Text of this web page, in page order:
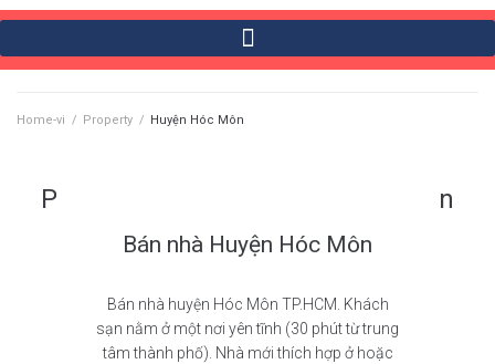
Home-vi / Property / Huyện Hóc Môn
Property Location: Huyện Hóc Môn
Bán nhà Huyện Hóc Môn
Bán nhà huyện Hóc Môn TP.HCM. Khách
sạn nằm ở một nơi yên tĩnh (30 phút từ trung
tâm thành phố). Nhà mới thích hợp ở hoặc